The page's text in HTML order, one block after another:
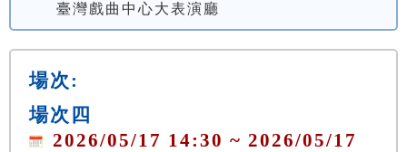
臺灣戲曲中心大表演廳
場次:
場次四
2026/05/17 14:30 ~ 2026/05/17